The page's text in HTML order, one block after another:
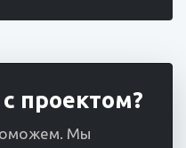
проектом?
Мы